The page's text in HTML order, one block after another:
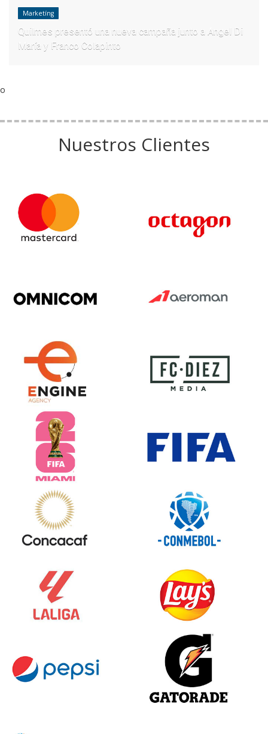
Marketíng
Quilmes presentó una nueva campaña junto a Angel Di
María y Franco Colapinto
o
Nuestros Clientes